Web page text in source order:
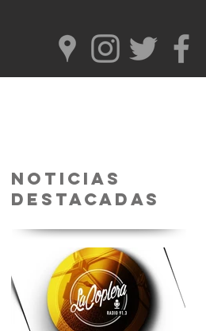
Noticias
Destacadas